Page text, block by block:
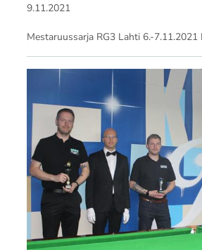
9.11.2021
Mestaruussarja RG3 Lahti 6.-